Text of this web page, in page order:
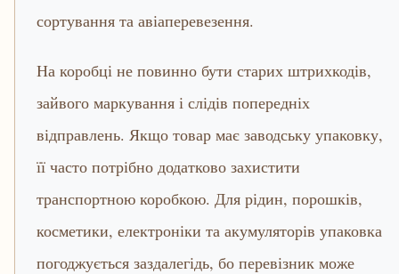
сортування та авіаперевезення.
На коробці не повинно бути старих штрихкодів,
зайвого маркування і слідів попередніх
відправлень. Якщо товар має заводську упаковку,
її часто потрібно додатково захистити
транспортною коробкою. Для рідин, порошків,
косметики, електроніки та акумуляторів упаковка
погоджується заздалегідь, бо перевізник може